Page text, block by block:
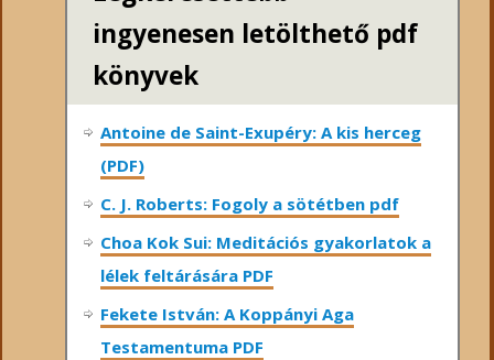
ingyenesen letölthető pdf
könyvek
Antoine de Saint-Exupéry: A kis herceg
(PDF)
C. J. Roberts: Fogoly a sötétben pdf
Choa Kok Sui: Meditációs gyakorlatok a
lélek feltárására PDF
Fekete István: A Koppányi Aga
Testamentuma PDF